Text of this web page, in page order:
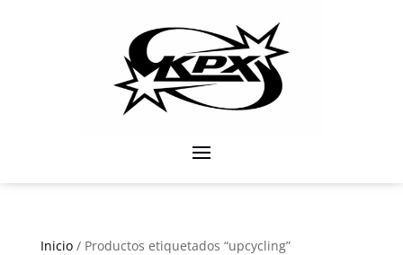
Inicio/ Productos etiquetados “upcycling”